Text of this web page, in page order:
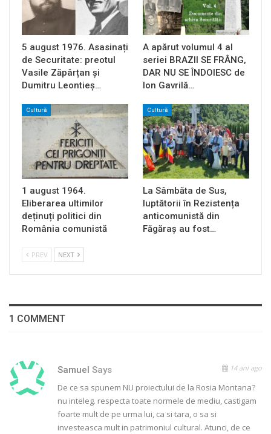
5 august 1976. Asasinați
de Securitate: preotul
Vasile Zăpârțan și
Dumitru Leontieș…
A apărut volumul 4 al
seriei BRAZII SE FRÂNG,
DAR NU SE ÎNDOIESC de
Ion Gavrilă…
Cultură
1 august 1964.
Eliberarea ultimilor
deținuți politici din
România comunistă
Cultură
La Sâmbăta de Sus,
luptătorii în Rezistența
anticomunistă din
Făgăraș au fost…
PREV NEXT
1 COMMENT
Samuel Says 14 ani ago
De ce sa spunem NU proiectului de la Rosia Montana?
nu inteleg. respecta toate normele de mediu, castigam
foarte mult de pe urma lui, ca si tara, o sa si
investeasca mult in patrimoniul cultural. Atunci, de ce